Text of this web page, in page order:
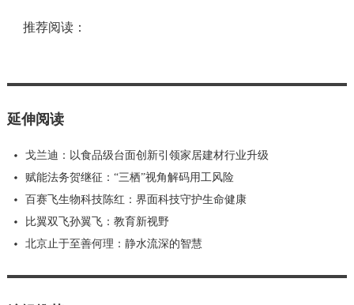
推荐阅读：
延伸阅读
戈兰迪：以食品级台面创新引领家居建材行业升级
赋能法务贺继征：“三栖”视角解码用工风险
百赛飞生物科技陈红：界面科技守护生命健康
比翼双飞孙翼飞：教育新视野
北京止于至善何理：静水流深的智慧